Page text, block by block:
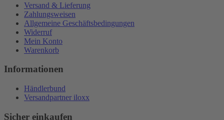
Versand & Lieferung
Zahlungsweisen
Allgemeine Geschäftsbedingungen
Widerruf
Mein Konto
Warenkorb
Informationen
Händlerbund
Versandpartner iloxx
Sicher einkaufen